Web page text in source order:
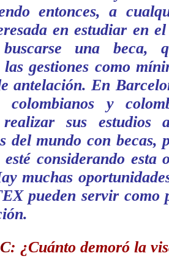
entonces, a
en estudiar en
una beca,
gestiones como
antelación. En
colombianos y
realizar sus
del mundo con becas,
considerando esta
muchas
pueden servir como
: ¿Cuánto demoró la